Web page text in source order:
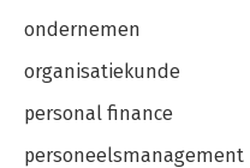
ondernemen
organisatiekunde
personal finance
personeelsmanagement